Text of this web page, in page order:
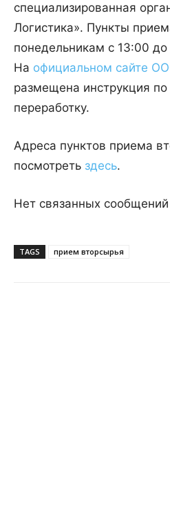
специализированная
Логистика». Пункты
понедельникам с 13:00 до
На официальном сайте
размещена инструкция
переработку.
Адреса пунктов приема
посмотреть здесь.
Нет связанных сообщений
TAGS прием вторсырья